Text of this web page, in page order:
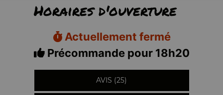
Horaires d'ouverture
Actuellement fermé
Précommande pour 18h20
AVIS (25)